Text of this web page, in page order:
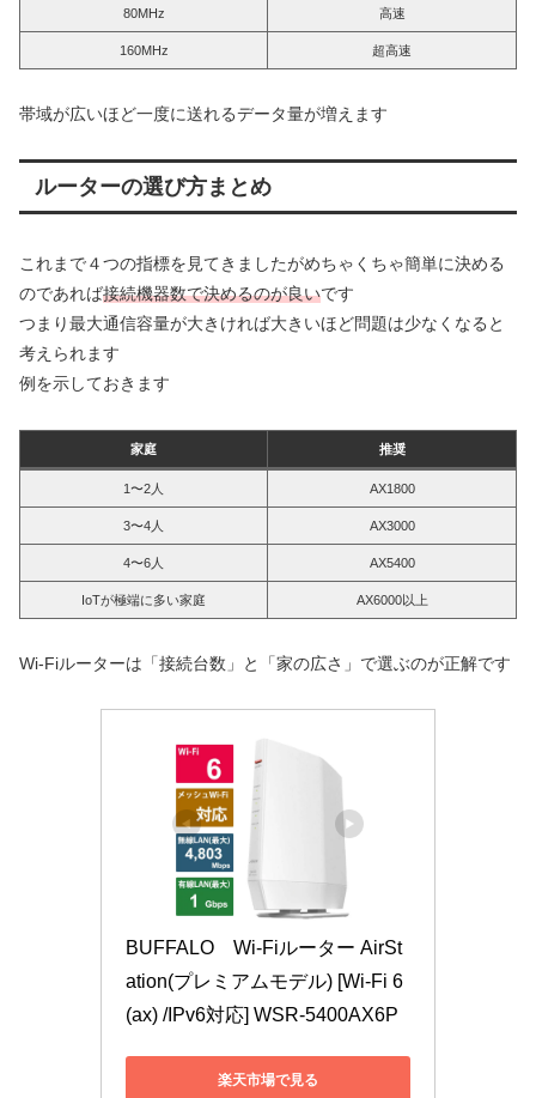
80MHz 高速
160MHz 超高速
帯域が広いほど一度に送れるデータ量が増えます
ルーターの選び方まとめ
これまで４つの指標を見てきましたがめちゃくちゃ簡単に決める
のであれば接続機器数で決めるのが良いです
つまり最大通信容量が大きければ大きいほど問題は少なくなると
考えられます
例を示しておきます
家庭 推奨
1〜2人 AX1800
3〜4人 AX3000
4〜6人 AX5400
IoTが極端に多い家庭 AX6000以上
Wi-Fiルーターは「接続台数」と「家の広さ」で選ぶのが正解です
BUFFALO　Wi-Fiルーター AirSt
ation(プレミアムモデル) [Wi-Fi 6
(ax) /IPv6対応] WSR-5400AX6P
楽天市場で見る